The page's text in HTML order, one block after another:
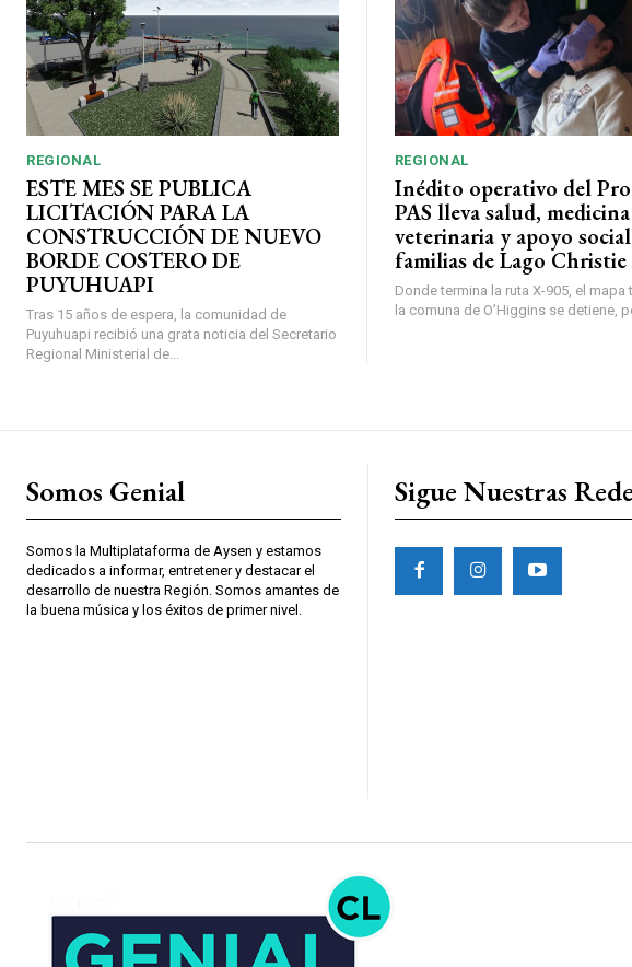
REGIONAL
ESTE MES SE PUBLICA
LICITACIÓN PARA LA
CONSTRUCCIÓN DE NUEVO
BORDE COSTERO DE
PUYUHUAPI
Tras 15 años de espera, la comunidad de
Puyuhuapi recibió una grata noticia del Secretario
Regional Ministerial de...
REGIONAL
Inédito operativo del
PAS lleva salud, medicina
veterinaria y apoyo
familias de Lago Christie
Donde termina la ruta X-905, el mapa
la comuna de O’Higgins se detiene,
Somos Genial
Somos la Multiplataforma de Aysen y estamos
dedicados a informar, entretener y destacar el
desarrollo de nuestra Región. Somos amantes de
la buena música y los éxitos de primer nivel.
Sigue Nuestras